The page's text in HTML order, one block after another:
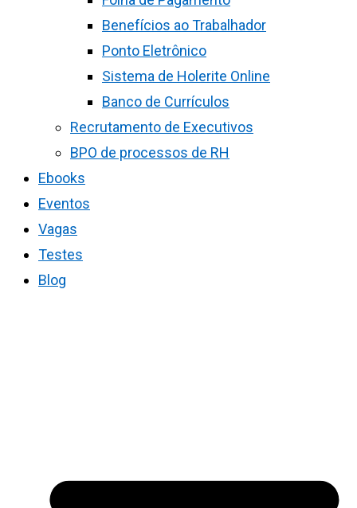
Benefícios ao Trabalhador
Ponto Eletrônico
Sistema de Holerite Online
Banco de Currículos
Recrutamento de Executivos
BPO de processos de RH
Ebooks
Eventos
Vagas
Testes
Blog